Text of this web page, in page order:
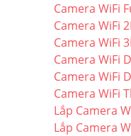
Camera WiFi
Camera WiFi
Camera WiFi
Camera WiFi
Camera WiFi
Camera WiFi
Lắp Camera
Lắp Camera